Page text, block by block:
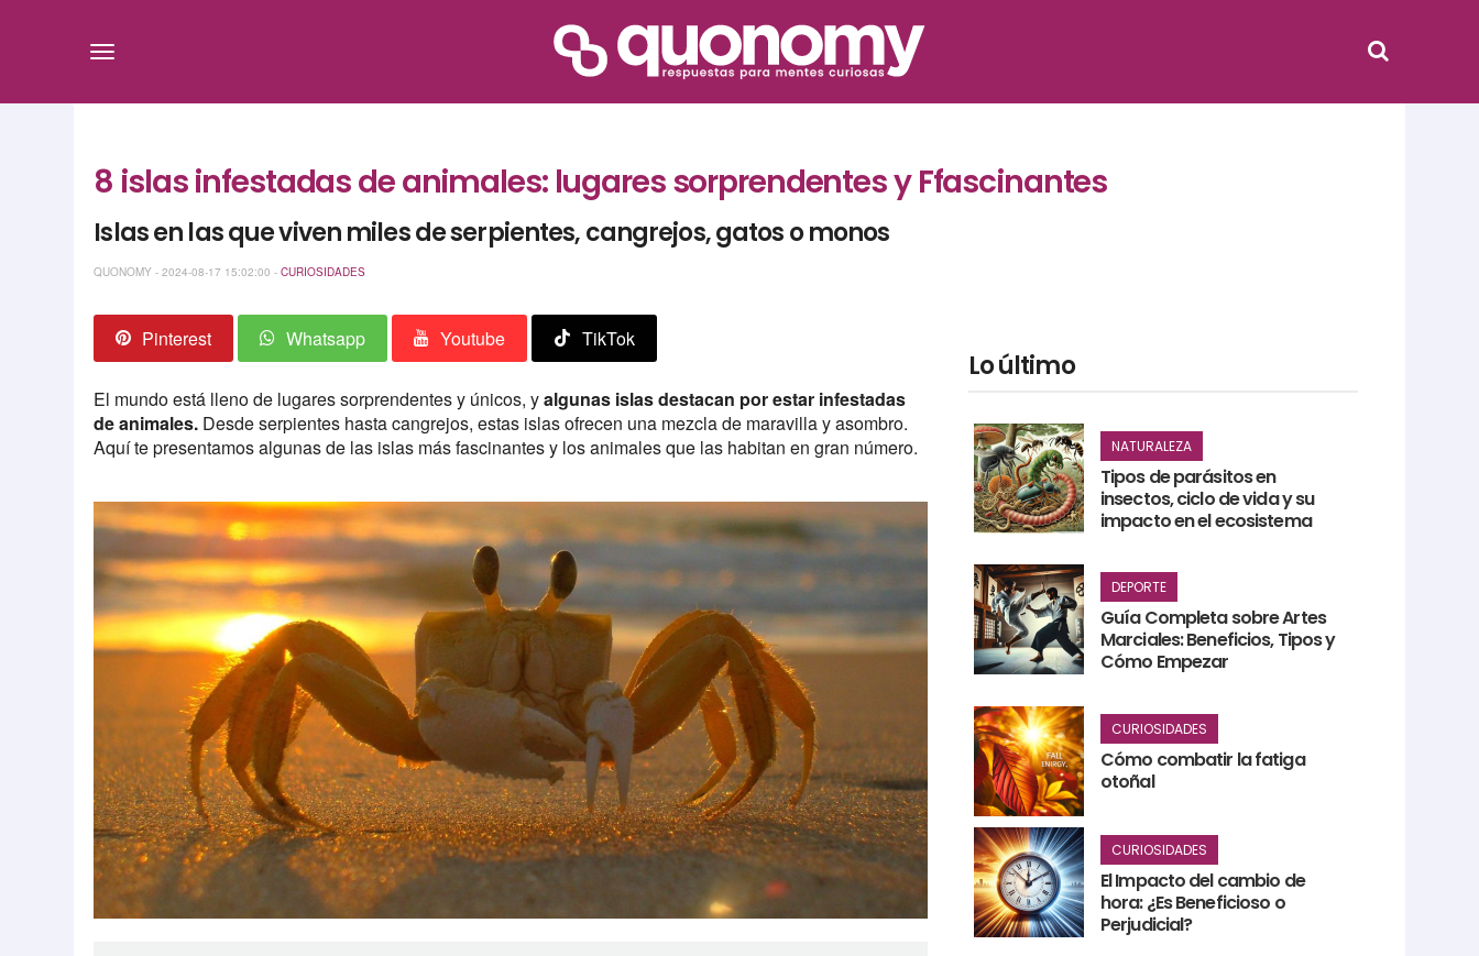
8 islas infestadas de animales: lugares sorprendentes y Ffascinantes
Islas en las que viven miles de serpientes, cangrejos, gatos o monos
QUONOMY - 2024-08-17 15:02:00 -CURIOSIDADES
Pinterest Whatsapp Youtube TikTok
El mundo está lleno de lugares sorprendentes y únicos, yalgunas islas destacan por estar infestadas
de animales. Desde serpientes hasta cangrejos, estas islas ofrecen una mezcla de maravilla y asombro.
Aquí te presentamos algunas de las islas más fascinantes y los animales que las habitan en gran número.
Lo último
NATURALEZA
Tipos de parásitos en
insectos, ciclo de vida y su
impacto en el ecosistema
DEPORTE
Guía Completa sobre Artes
Marciales: Beneficios, Tipos y
Cómo Empezar
CURIOSIDADES
Cómo combatir la fatiga
otoñal
CURIOSIDADES
El Impacto del cambio de
hora: ¿Es Beneficioso o
Perjudicial?